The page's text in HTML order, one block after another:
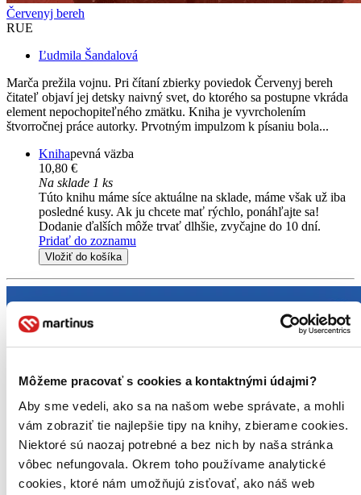
Môžeme pracovať s cookies a kontaktnými údajmi?
Aby sme vedeli, ako sa na našom webe správate, a mohli
vám zobraziť tie najlepšie tipy na knihy, zbierame cookies.
Niektoré sú naozaj potrebné a bez nich by naša stránka
vôbec nefungovala. Okrem toho používame analytické
cookies, ktoré nám umožňujú zisťovať, ako náš web
Červenyj bereh
RUE
Ľudmila Šandalová
Marča prežila vojnu. Pri čítaní zbierky poviedok Červenyj bereh
čitateľ objaví jej detsky naivný svet, do ktorého sa postupne vkráda
element nepochopiteľného zmätku. Kniha je vyvrcholením
štvorročnej práce autorky. Prvotným impulzom k písaniu bola...
Knihapevná väzba
10,80 €
Na sklade 1 ks
Túto knihu máme síce aktuálne na sklade, máme však už iba
posledné kusy. Ak ju chcete mať rýchlo, ponáhľajte sa!
Dodanie ďalších môže trvať dlhšie, zvyčajne do 10 dní.
Pridať do zoznamu
Vložiť do košíka